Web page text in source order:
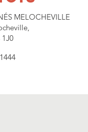
MELOCHEVILLE